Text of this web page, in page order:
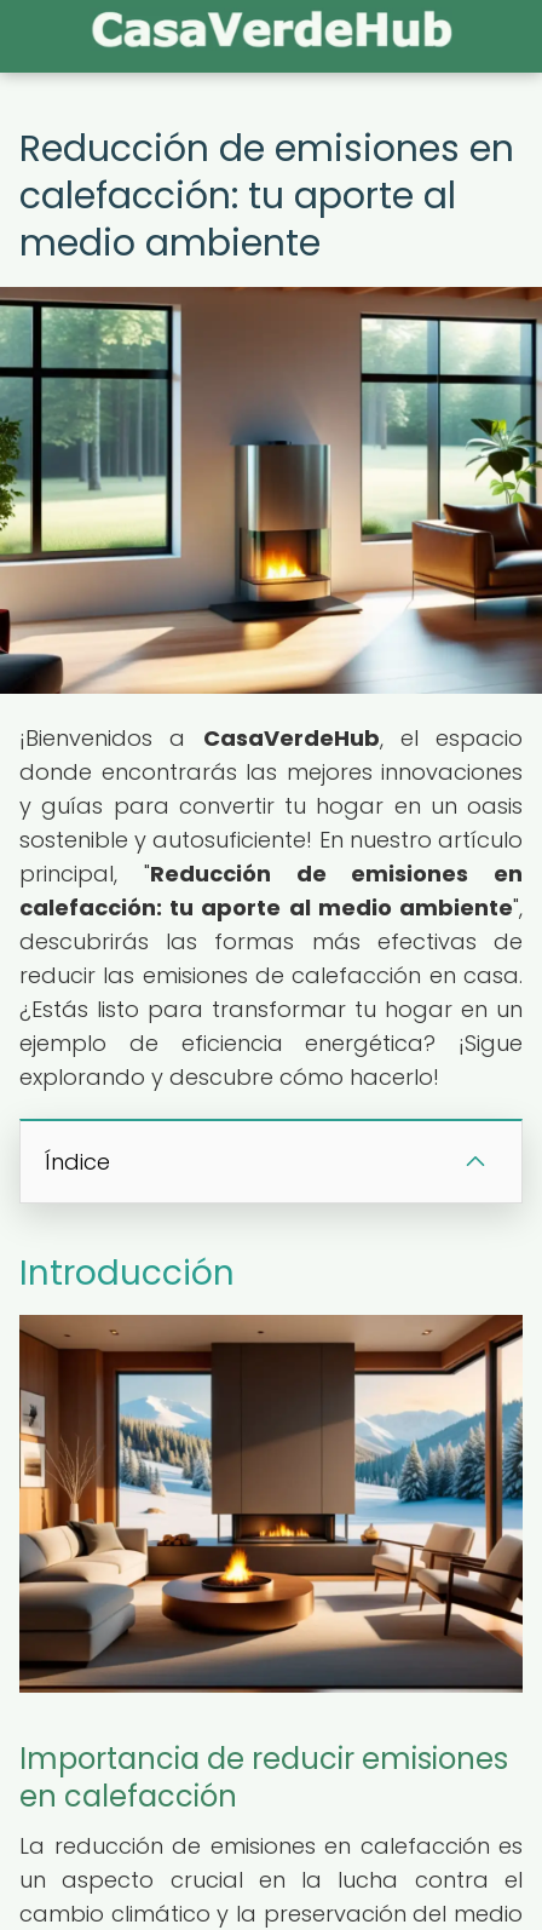
Reducción de emisiones en
calefacción: tu aporte al
medio ambiente
¡Bienvenidos a CasaVerdeHub, el espacio
donde encontrarás las mejores innovaciones
y guías para convertir tu hogar en un oasis
sostenible y autosuficiente! En nuestro artículo
principal, "Reducción de emisiones en
calefacción: tu aporte al medio ambiente",
descubrirás las formas más efectivas de
reducir las emisiones de calefacción en casa.
¿Estás listo para transformar tu hogar en un
ejemplo de eficiencia energética? ¡Sigue
explorando y descubre cómo hacerlo!
Índice
Introducción
Importancia de reducir emisiones
en calefacción
La reducción de emisiones en calefacción es
un aspecto crucial en la lucha contra el
cambio climático y la preservación del medio